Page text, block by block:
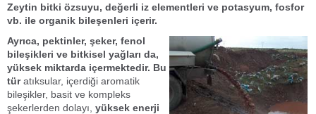
Zeytin bitki özsuyu, değerli iz elementleri ve potasyum, fosfor
vb. ile organik bileşenleri içerir.
Ayrıca, pektinler, şeker, fenol
bileşikleri ve bitkisel yağları da,
yüksek miktarda içermektedir. Bu
türatıksular, içerdiği aromatik
bileşikler, basit ve kompleks
şekerlerden dolayı, yüksek enerji